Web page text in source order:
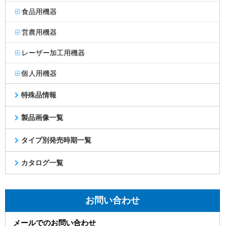
食品用機器
営農用機器
レーザー加工用機器
個人用機器
特殊品情報
製品画像一覧
タイプ別発売時期一覧
カタログ一覧
お問い合わせ
メールでのお問い合わせ